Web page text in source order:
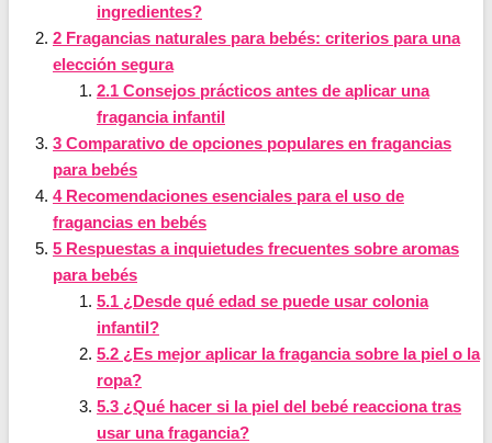
ingredientes?
2 Fragancias naturales para bebés: criterios para una
elección segura
2.1 Consejos prácticos antes de aplicar una
fragancia infantil
3 Comparativo de opciones populares en fragancias
para bebés
4Recomendaciones esenciales para el uso de
fragancias en bebés
5 Respuestas a inquietudes frecuentes sobre aromas
para bebés
5.1 ¿Desde qué edad se puede usar colonia
infantil?
5.2 ¿Es mejor aplicar la fragancia sobre la piel o la
ropa?
5.3 ¿Qué hacer si la piel del bebé reacciona tras
usar una fragancia?